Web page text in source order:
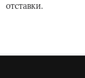
отставки.